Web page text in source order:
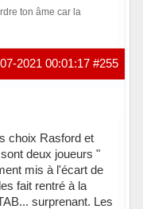
ton âme car la
#255
2021 00:01:17
choix Rasford et
deux joueurs "
mis à l'écart de
fait rentré à la
surprenant. Les